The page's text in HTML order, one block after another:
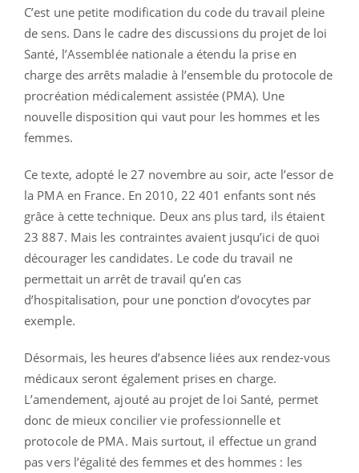
C’est une petite modification du code du travail pleine
de sens. Dans le cadre des discussions du projet de loi
Santé, l’Assemblée nationale a étendu la prise en
charge des arrêts maladie à l’ensemble du protocole de
procréation médicalement assistée (PMA). Une
nouvelle disposition qui vaut pour les hommes et les
femmes.
Ce texte, adopté le 27 novembre au soir, acte l’essor de
la PMA en France. En 2010, 22 401 enfants sont nés
grâce à cette technique. Deux ans plus tard, ils étaient
23 887. Mais les contraintes avaient jusqu’ici de quoi
décourager les candidates. Le code du travail ne
permettait un arrêt de travail qu’en cas
d’hospitalisation, pour une ponction d’ovocytes par
exemple.
Désormais, les heures d’absence liées aux rendez-vous
médicaux seront également prises en charge.
L’amendement, ajouté au projet de loi Santé, permet
donc de mieux concilier vie professionnelle et
protocole de PMA. Mais surtout, il effectue un grand
pas vers l’égalité des femmes et des hommes : les